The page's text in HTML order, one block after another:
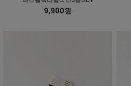
9,900원